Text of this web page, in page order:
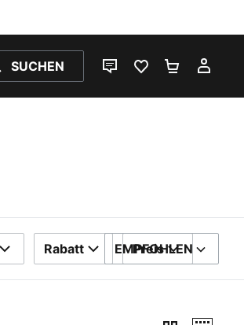
SUCHEN
LIVE-CHATFAVORITEN 0
Rabatt Preis
SORTIEREN NACH
EMPFOHLEN